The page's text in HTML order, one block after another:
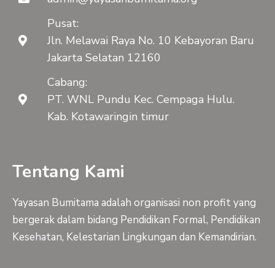
Pusat:
Jln. Melawai Raya No. 10 Kebayoran Baru
Jakarta Selatan 12160
Cabang:
PT. WNL Pundu Kec. Cempaga Hulu.
Kab. Kotawaringin timur
Tentang Kami
Yayasan Bumitama adalah organisasi non profit yang
bergerak dalam bidang Pendidikan Formal, Pendidikan
Kesehatan, Kelestarian Lingkungan dan Kemandirian.